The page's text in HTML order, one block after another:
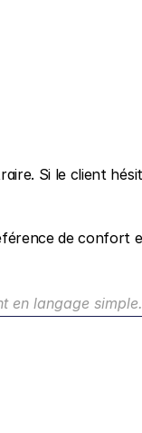
Si le client
de confort
en langage simple.